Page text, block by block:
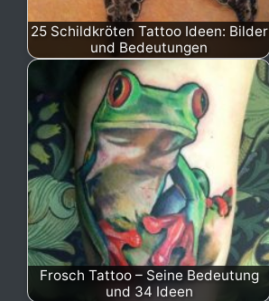
25 Schildkröten Tattoo Ideen: Bilder
und Bedeutungen
Frosch Tattoo – Seine Bedeutung
und 34 Ideen